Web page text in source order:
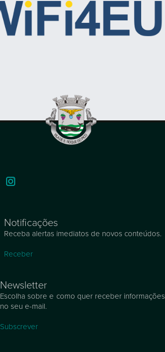
Notificações
Receba alertas imediatos de novos conteúdos.
Receber
Newsletter
Escolha sobre e como quer receber informações
no seu e-mail.
Subscrever